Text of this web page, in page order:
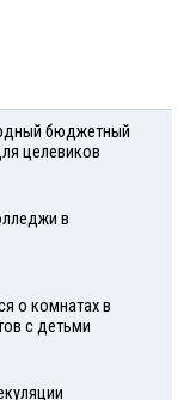
бюджетный
целевиков
в
о комнатах в
с детьми